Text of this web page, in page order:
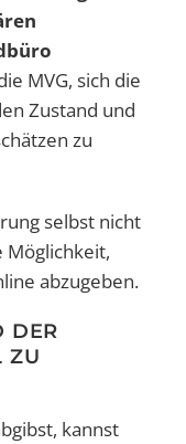
MVG, sich die
Zustand und
zu
selbst nicht
abzugeben.
DER
ZU
kannst